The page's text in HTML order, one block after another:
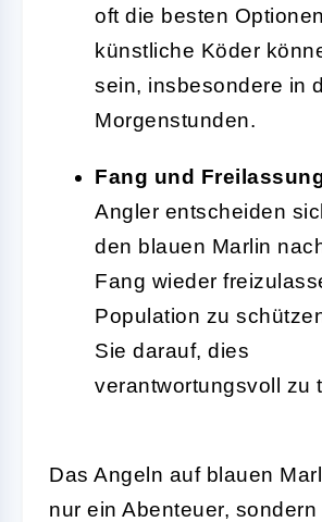
oft die besten
künstliche Köder
sein, insbesondere in
Morgenstunden.
Fang und
Angler entscheiden
den blauen Marlin
Fang wieder
Population zu
Sie darauf, dies
verantwortungsvoll zu
Das Angeln auf blauen
nur ein Abenteuer,